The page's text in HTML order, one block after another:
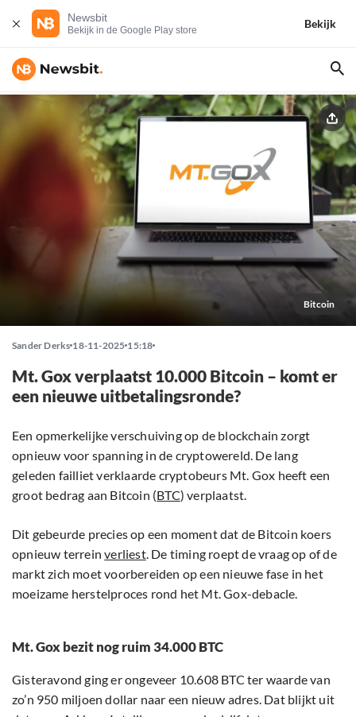
Newsbit
Bekijk in de Google Play store
Bekijk
Bitcoin
Sander Derks 18-11-2025 15:18
Mt. Gox verplaatst 10.000 Bitcoin – komt er
een nieuwe uitbetalingsronde?
Een opmerkelijke verschuiving op de blockchain zorgt
opnieuw voor spanning in de cryptowereld. De lang
geleden failliet verklaarde cryptobeurs Mt. Gox heeft een
groot bedrag aan Bitcoin (BTC) verplaatst.
Dit gebeurde precies op een moment dat de Bitcoin koers
opnieuw terreinverliest. De timing roept de vraag op of de
markt zich moet voorbereiden op een nieuwe fase in het
moeizame herstelproces rond het Mt. Gox-debacle.
Mt. Gox bezit nog ruim 34.000 BTC
Gisteravond ging er ongeveer 10.608 BTC ter waarde van
zo’n 950 miljoen dollar naar een nieuw adres. Dat blijkt uit